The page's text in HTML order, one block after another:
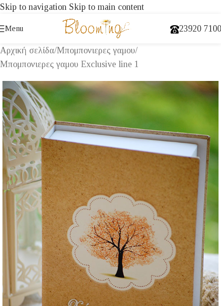
Skip to navigation Skip to main content
Menu 23920
Αρχική σελίδα/Μπομπονιερες γαμου/
Μπομπονιερες γαμου Exclusive line 1